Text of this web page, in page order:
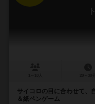
サイコロの目に合わせて、
＆紙ペンゲーム